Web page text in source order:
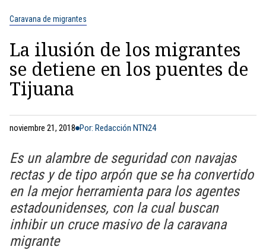
Caravana de migrantes
La ilusión de los migrantes
se detiene en los puentes de
Tijuana
noviembre 21, 2018 Por: Redacción NTN24
Es un alambre de seguridad con navajas
rectas y de tipo arpón que se ha convertido
en la mejor herramienta para los agentes
estadounidenses, con la cual buscan
inhibir un cruce masivo de la caravana
migrante